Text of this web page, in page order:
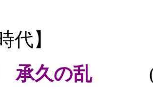
代】
承久の乱(場